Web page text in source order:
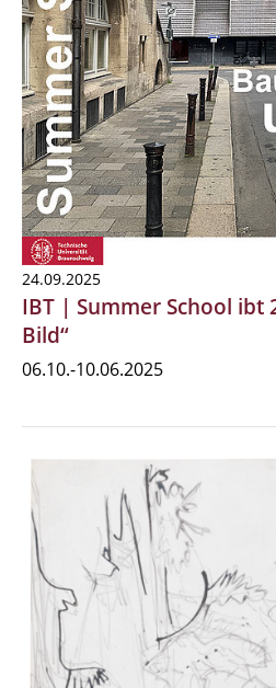
24.09.2025
IBT | Summer School ibt
Bild“
06.10.-10.06.2025